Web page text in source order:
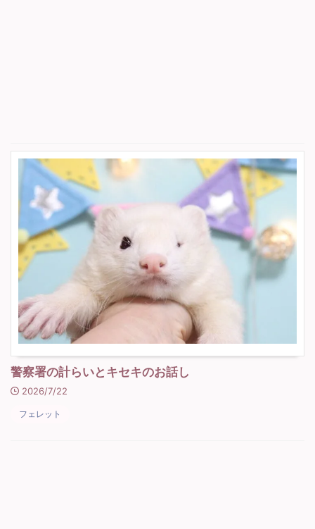
警察署の計らいとキセキのお話し
2026/7/22
フェレット